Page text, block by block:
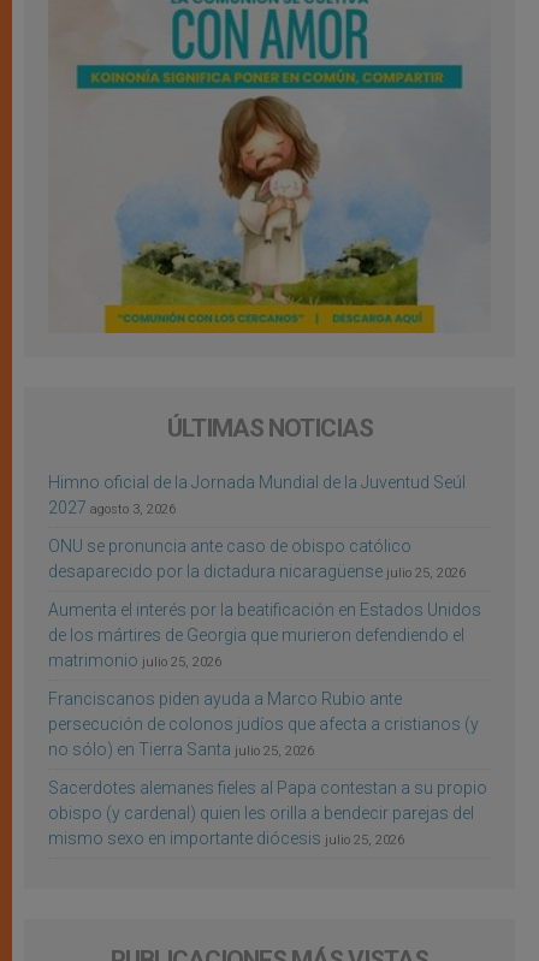
ÚLTIMAS NOTICIAS
Himno oficial de la Jornada Mundial de la Juventud Seúl
2027 agosto 3, 2026
ONU se pronuncia ante caso de obispo católico
desaparecido por la dictadura nicaragüense julio 25, 2026
Aumenta el interés por la beatificación en Estados Unidos
de los mártires de Georgia que murieron defendiendo el
matrimonio julio 25, 2026
Franciscanos piden ayuda a Marco Rubio ante
persecución de colonos judíos que afecta a cristianos (y
no sólo) en Tierra Santa julio 25, 2026
Sacerdotes alemanes fieles al Papa contestan a su propio
obispo (y cardenal) quien les orilla a bendecir parejas del
mismo sexo en importante diócesis julio 25, 2026